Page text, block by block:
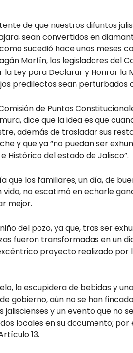
de que nuestros difuntos
sean convertidos en
sucedió hace unos meses
Morfín, los legisladores del
Ley para Declarar y Honrar la
predilectos sean perturbados
de Puntos
dice que la idea es que
además de trasladar sus
y que ya “no puedan ser
Histórico del estado de Jalisco”.
que los familiares, un día, de
vida, no escatimó en echarle
mejor.
del pozo, ya que, tras ser
fueron transformadas en un
proyecto realizado por
la escupidera de bebidas y
gobierno, aún no se han
jaliscienses y un evento que no
locales en su documento;
13.